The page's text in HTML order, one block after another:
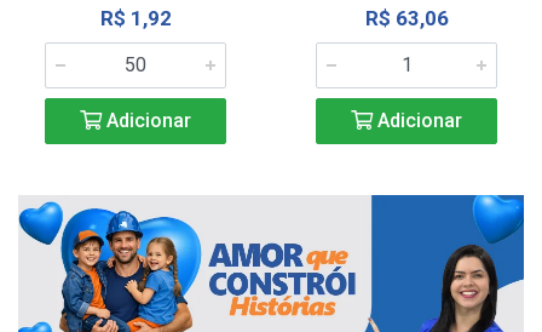
R$ 1,92
Adicionar
R$ 63,06
Adicionar